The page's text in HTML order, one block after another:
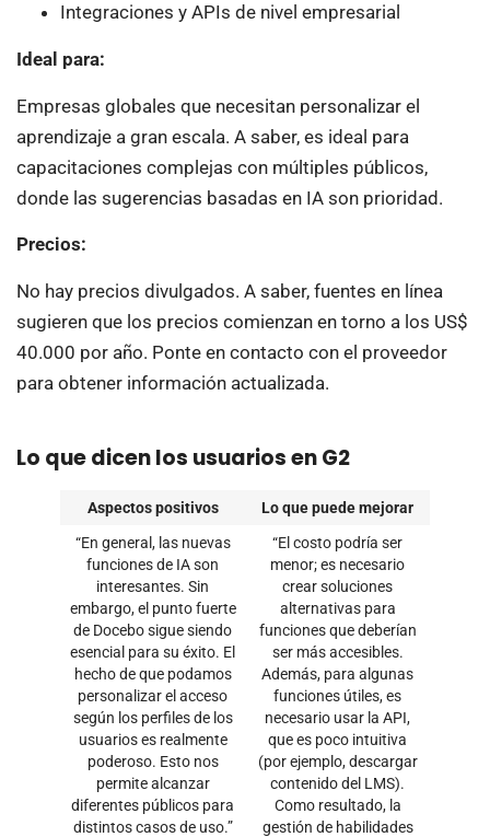
Integraciones y APIs de nivel empresarial
Ideal para:
Empresas globales que necesitan personalizar el
aprendizaje a gran escala. A saber, es ideal para
capacitaciones complejas con múltiples públicos,
donde las sugerencias basadas en IA son prioridad.
Precios:
No hay precios divulgados. A saber, fuentes en línea
sugieren que los precios comienzan en torno a los US$
40.000 por año. Ponte en contacto con el proveedor
para obtener información actualizada.
Lo que dicen los usuarios en G2
Aspectos positivos
Lo que puede mejorar
“En general, las nuevas
funciones de IA son
interesantes. Sin
embargo, el punto fuerte
de Docebo sigue siendo
esencial para su éxito. El
hecho de que podamos
personalizar el acceso
según los perfiles de los
usuarios es realmente
poderoso. Esto nos
permite alcanzar
diferentes públicos para
distintos casos de uso.”
“El costo podría ser
menor; es necesario
crear soluciones
alternativas para
funciones que deberían
ser más accesibles.
Además, para algunas
funciones útiles, es
necesario usar la API,
que es poco intuitiva
(por ejemplo, descargar
contenido del LMS).
Como resultado, la
gestión de habilidades